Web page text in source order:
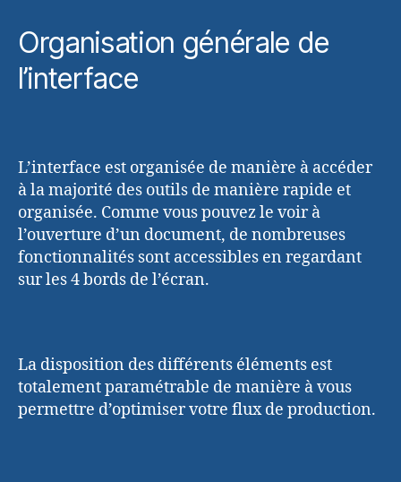
Organisation générale de
l’interface
L’interface est organisée de manière à accéder
à la majorité des outils de manière rapide et
organisée. Comme vous pouvez le voir à
l’ouverture d’un document, de nombreuses
fonctionnalités sont accessibles en regardant
sur les 4 bords de l’écran.
La disposition des différents éléments est
totalement paramétrable de manière à vous
permettre d’optimiser votre flux de production.